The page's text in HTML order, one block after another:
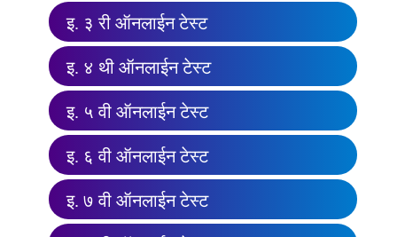
इ. ३ री ऑनलाईन टेस्ट
इ. ४ थी ऑनलाईन टेस्ट
इ. ५ वी ऑनलाईन टेस्ट
इ. ६ वी ऑनलाईन टेस्ट
इ. ७ वी ऑनलाईन टेस्ट